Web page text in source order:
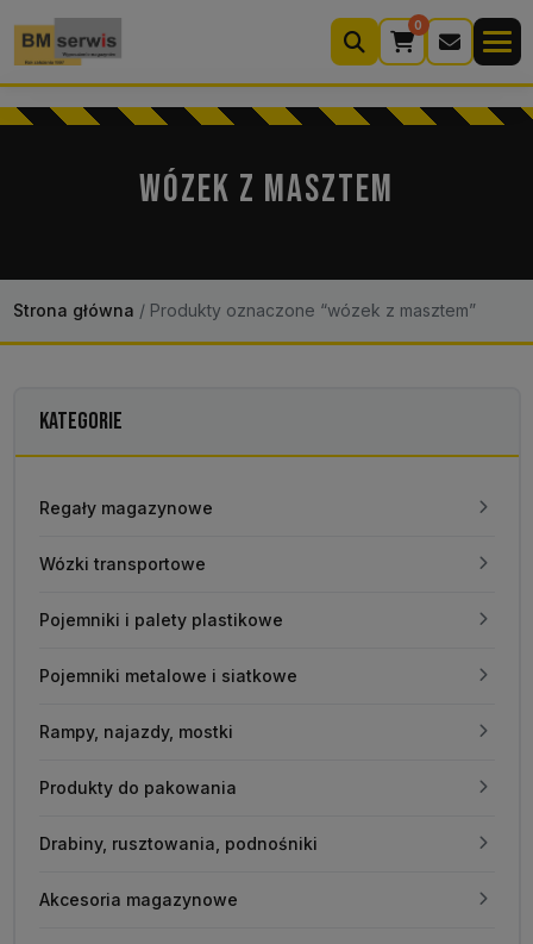
0
Wyszukiwarka
produktów
Kontakt 22 633 33 11
WÓZEK Z MASZTEM
Strona główna /Produkty oznaczone “wózek z masztem”
KATEGORIE
Regały magazynowe
Wózki transportowe
Pojemniki i palety plastikowe
Pojemniki metalowe i siatkowe
Rampy, najazdy, mostki
Produkty do pakowania
Drabiny, rusztowania, podnośniki
Akcesoria magazynowe